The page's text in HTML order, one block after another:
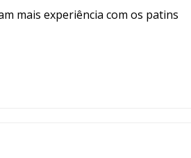
mais experiência com os patins